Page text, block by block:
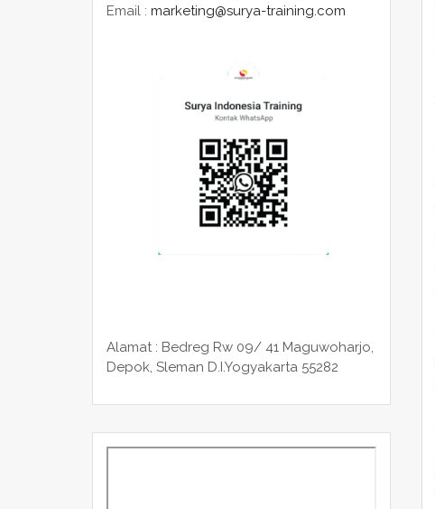
Email : marketing@surya-training.com
Alamat : Bedreg Rw 09/ 41 Maguwoharjo,
Depok, Sleman D.I.Yogyakarta 55282